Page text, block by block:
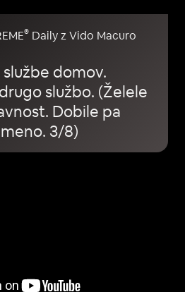
® Daily z Vido Macuro
domov.
službo. (Želele
Dobile pa
3/8)